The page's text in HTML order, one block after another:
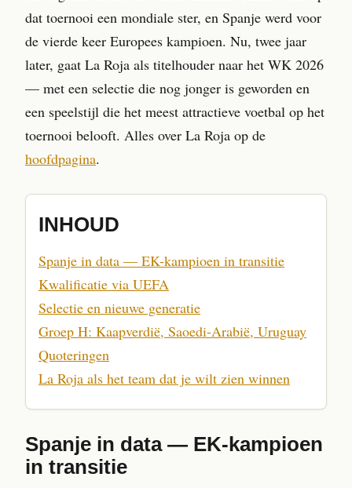
dat toernooi een mondiale ster, en Spanje werd voor
de vierde keer Europees kampioen. Nu, twee jaar
later, gaat La Roja als titelhouder naar het WK 2026
— met een selectie die nog jonger is geworden en
een speelstijl die het meest attractieve voetbal op het
toernooi belooft. Alles over La Roja op de
hoofdpagina.
INHOUD
Spanje in data — EK-kampioen in transitie
Kwalificatie via UEFA
Selectie en nieuwe generatie
Groep H: Kaapverdië, Saoedi-Arabië, Uruguay
Quoteringen
La Roja als het team dat je wilt zien winnen
Spanje in data — EK-kampioen
in transitie